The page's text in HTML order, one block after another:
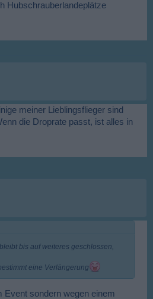
Hubschrauberlandeplätze
meiner Lieblingsflieger sind
die Droprate passt, ist alles in
bis auf weiteres geschlossen,
eine Verlängerung
Event sondern wegen einem